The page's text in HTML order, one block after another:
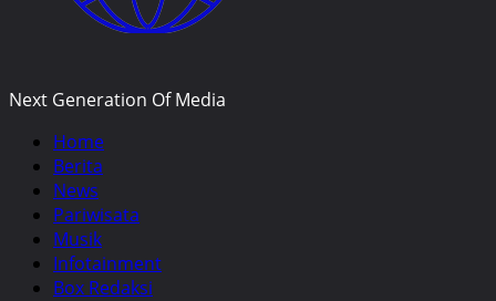
Next Generation Of Media
Primary
Menu
Home
Berita
News
Pariwisata
Musik
Infotainment
Box Redaksi